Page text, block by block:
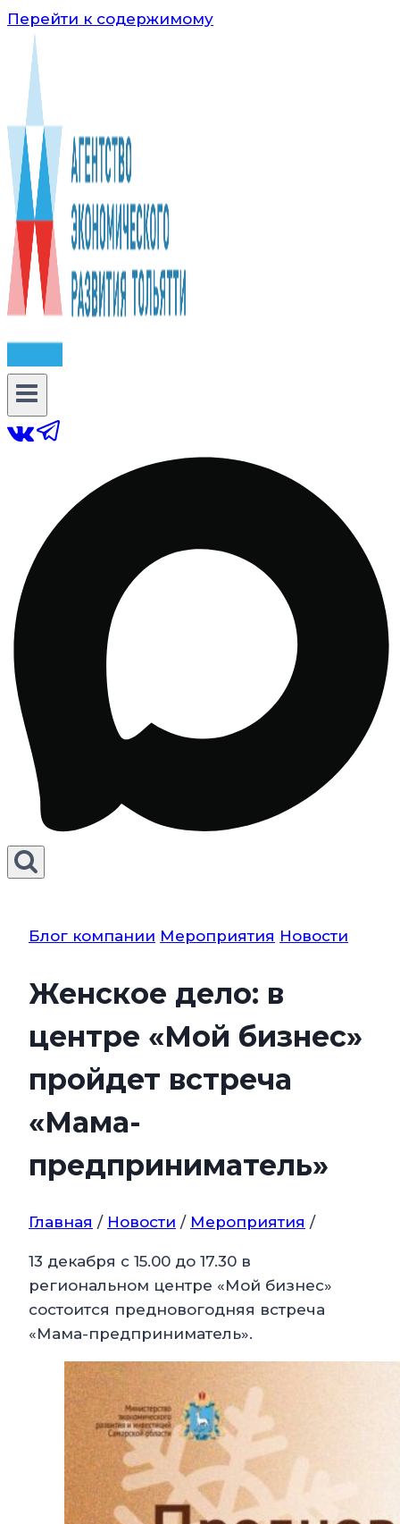
Перейти к содержимому
Блог компании Мероприятия Новости
Женское дело: в
центре «Мой бизнес»
пройдет встреча
«Мама-
предприниматель»
Главная / Новости / Мероприятия /
13 декабря с 15.00 до 17.30 в
региональном центре «Мой бизнес»
состоится предновогодняя встреча
«Мама-предприниматель».